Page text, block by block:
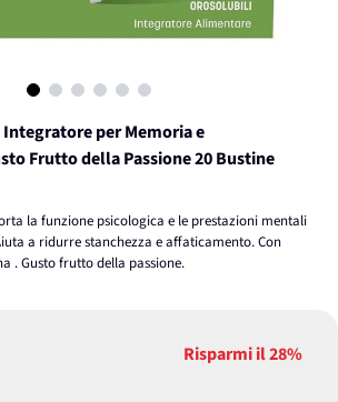
View larger image
View larger image
View larger image
View larger image
View larger image
View larger image
per Memoria e
Frutto della Passione 20 Bustine
la funzione psicologica e le prestazioni mentali
a ridurre stanchezza e affaticamento. Con
. Gusto frutto della passione.
Risparmi il28%